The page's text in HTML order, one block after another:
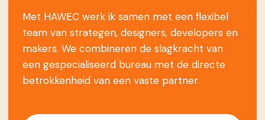
Met HAWEC werk ik samen met een flexibel
team van strategen, designers, developers en
makers. We combineren de slagkracht van
een gespecialiseerd bureau met de directe
betrokkenheid van een vaste partner.